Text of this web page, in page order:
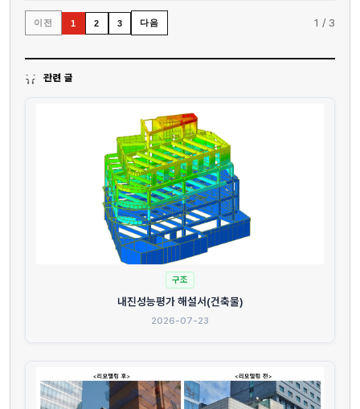
이전 1 2 3 다음 1 / 3
관련 글
구조
내진성능평가 해설서(건축물)
2026-07-23